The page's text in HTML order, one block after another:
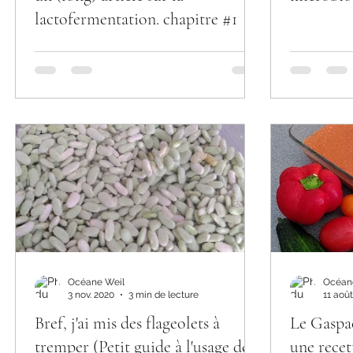
lactofermentation. chapitre #1
Bref, j'ai mis des flageolets à
tremper (Petit guide à l'usage des
Océane Weil
3 nov. 2020
3 min de lecture
Le
une
11